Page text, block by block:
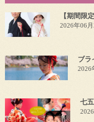
【期間限
2026年06月
ブラ
2026
七